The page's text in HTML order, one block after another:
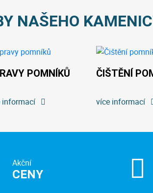
NAŠEHO
POMNÍKŮ
informací
ČIŠTĚNÍ
více informací
Akční
CENY